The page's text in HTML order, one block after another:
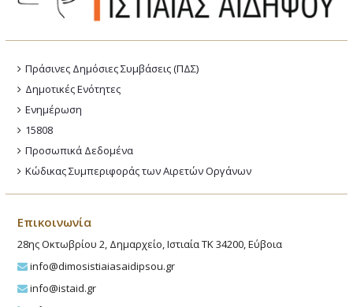
Πράσινες Δημόσιες Συμβάσεις (ΠΔΣ)
Δημοτικές Ενότητες
Ενημέρωση
15808
Προσωπικά Δεδομένα
Κώδικας Συμπεριφοράς των Αιρετών Οργάνων
Επικοινωνία
28ης Οκτωβρίου 2, Δημαρχείο, Ιστιαία ΤΚ 34200, Εύβοια
info@dimosistiaiasaidipsou.gr
info@istaid.gr